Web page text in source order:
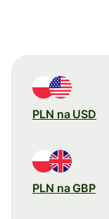
PLN na USD
PLN na GBP